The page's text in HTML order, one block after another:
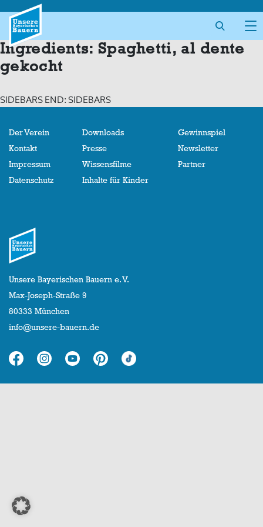
content
Ingredients: Spaghetti, al dente
gekocht
SIDEBARS END: SIDEBARS
Der Verein
Kontakt
Impressum
Datenschutz
Downloads
Presse
Wissensfilme
Inhalte für Kinder
Gewinnspiel
Newsletter
Partner
Unsere Bayerischen Bauern e. V.
Max-Joseph-Straße 9
80333 München
info@unsere-bauern.de